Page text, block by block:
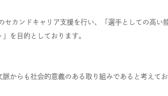
カンドキャリア支援を行い、「選手としての高い
を目的としております。
からも社会的意義のある取り組みであると考えてお